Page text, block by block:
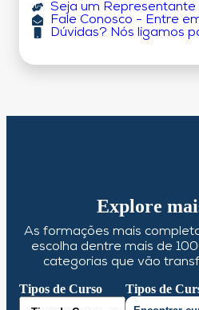
Seja um Representante
Fale Conosco - Entre
Dúvidas? Nós ligamos
Explore
As formações mais
escolha dentre mais de
categorias que vão
Tipos de Curso Tipos de